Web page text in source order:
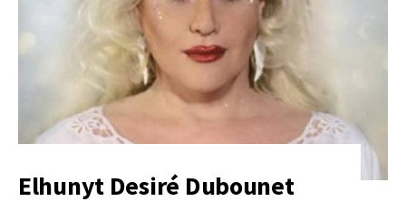
jóvá az USA-ban a gonorrhoea
kezelésére
Elhunyt Desiré Dubounet